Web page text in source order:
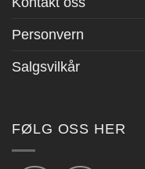
Personvern
Salgsvilkår
FØLG OSS HER